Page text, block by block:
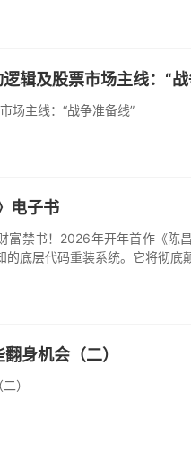
辑及股票市场主线：“战
场主线：“战争准备线”
电子书
富禁书！2026年开年首作《陈
的底层代码重装系统。它将彻底
身机会（二）
）